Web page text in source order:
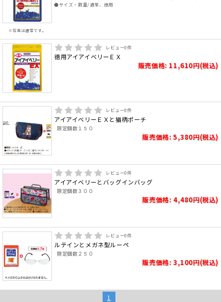
※写真は通常です。
●サイズ・数量/通常、徳用
レビュー0件
徳用アイアイベリーＥＸ
販売価格: 11,610円(税込)
レビュー0件
アイアイベリーＥＸと猫柄ポーチ
限定個数１５０
販売価格: 5,380円(税込)
レビュー0件
アイアイベリーとバッグインバッグ
限定個数３００
販売価格: 4,480円(税込)
レビュー0件
ルテインとメガネ型ルーペ
限定個数２５０
販売価格: 3,100円(税込)
1